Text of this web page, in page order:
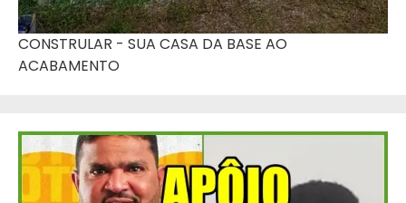
CONSTRULAR - SUA CASA DA BASE AO
ACABAMENTO